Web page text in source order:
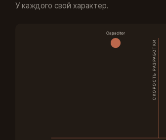
У каждого свой характер.